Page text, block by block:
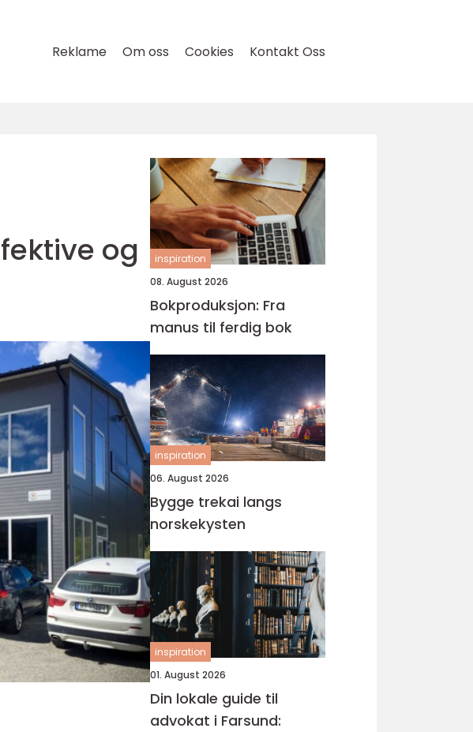
Reklame Om oss Cookies Kontakt Oss
og
inspiration
08. August 2026
Bokproduksjon: Fra
manus til ferdig bok
inspiration
06. August 2026
Bygge trekai langs
norskekysten
inspiration
01. August 2026
Din lokale guide til
advokat i Farsund: